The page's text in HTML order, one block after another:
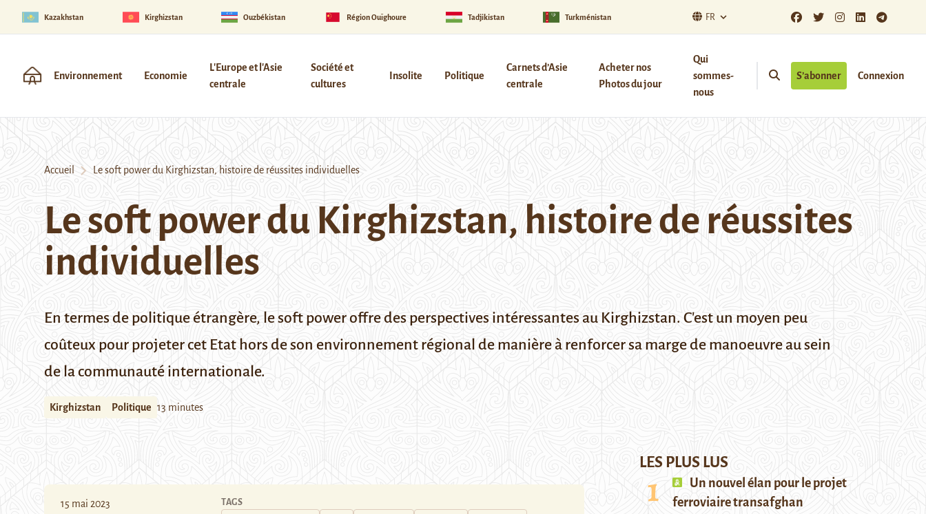
Kazakhstan Kirghizstan Ouzbékistan Région Ouïghoure Tadjikistan Turkménistan FR
Environnement Economie
L'Europe et l'Asie
centrale
Société et
cultures
Insolite Politique
Carnets d’Asie
centrale
Acheter nos
Photos du jour
Qui
sommes-
nous
S’abonner Connexion
Accueil Le soft power du Kirghizstan, histoire de réussites individuelles
Le soft power du Kirghizstan, histoire de réussites
individuelles
En termes de politique étrangère, le soft power offre des perspectives intéressantes au Kirghizstan. C'est un moyen peu
coûteux pour projeter cet Etat hors de son environnement régional de manière à renforcer sa marge de manoeuvre au sein
de la communauté internationale.
Kirghizstan Politique 13 minutes
15 mai 2023 TAGS
LES PLUS LUS
Un nouvel élan pour le projet
ferroviaire transafghan